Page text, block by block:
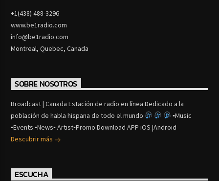
+1(438) 488-3296
www.be1radio.com
info@be1radio.com
Montreal, Quebec, Canada
SOBRE NOSOTROS
Broadcast | Canada Estación de radio en línea Dedicado a la
población de habla hispana de todo el mundo
▪Music
▪Events ▪News▪ Artist▪Promo Download APP iOS |Android
Descubrir más
ESCUCHA